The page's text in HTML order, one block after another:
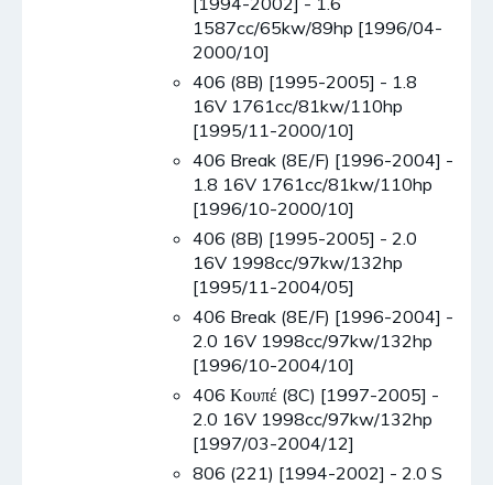
1587cc/65kw/89hp [1996/04-
2000/10]
406 (8B) [1995-2005] - 1.8
16V 1761cc/81kw/110hp
[1995/11-2000/10]
406 Break (8E/F) [1996-2004] -
1.8 16V 1761cc/81kw/110hp
[1996/10-2000/10]
406 (8B) [1995-2005] - 2.0
16V 1998cc/97kw/132hp
[1995/11-2004/05]
406 Break (8E/F) [1996-2004] -
2.0 16V 1998cc/97kw/132hp
[1996/10-2004/10]
406 Κουπέ (8C) [1997-2005] -
2.0 16V 1998cc/97kw/132hp
[1997/03-2004/12]
806 (221) [1994-2002] - 2.0 S